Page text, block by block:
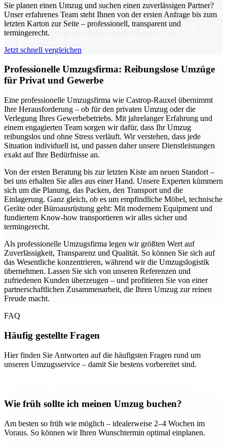
Sie planen einen Umzug und suchen einen zuverlässigen Partner?
Unser erfahrenes Team steht Ihnen von der ersten Anfrage bis zum
letzten Karton zur Seite – professionell, transparent und
termingerecht.
Jetzt schnell vergleichen
Professionelle Umzugsfirma: Reibungslose Umzüge
für Privat und Gewerbe
Eine professionelle Umzugsfirma wie Castrop-Rauxel übernimmt
Ihre Herausforderung – ob für den privaten Umzug oder die
Verlegung Ihres Gewerbebetriebs. Mit jahrelanger Erfahrung und
einem engagierten Team sorgen wir dafür, dass Ihr Umzug
reibungslos und ohne Stress verläuft. Wir verstehen, dass jede
Situation individuell ist, und passen daher unsere Dienstleistungen
exakt auf Ihre Bedürfnisse an.
Von der ersten Beratung bis zur letzten Kiste am neuen Standort –
bei uns erhalten Sie alles aus einer Hand. Unsere Experten kümmern
sich um die Planung, das Packen, den Transport und die
Einlagerung. Ganz gleich, ob es um empfindliche Möbel, technische
Geräte oder Büroausrüstung geht: Mit modernem Equipment und
fundiertem Know-how transportieren wir alles sicher und
termingerecht.
Als professionelle Umzugsfirma legen wir größten Wert auf
Zuverlässigkeit, Transparenz und Qualität. So können Sie sich auf
das Wesentliche konzentrieren, während wir die Umzugslogistik
übernehmen. Lassen Sie sich von unseren Referenzen und
zufriedenen Kunden überzeugen – und profitieren Sie von einer
partnerschaftlichen Zusammenarbeit, die Ihren Umzug zur reinen
Freude macht.
FAQ
Häufig gestellte Fragen
Hier finden Sie Antworten auf die häufigsten Fragen rund um
unseren Umzugsservice – damit Sie bestens vorbereitet sind.
Wie früh sollte ich meinen Umzug buchen?
Am besten so früh wie möglich – idealerweise 2–4 Wochen im
Voraus. So können wir Ihren Wunschtermin optimal einplanen.